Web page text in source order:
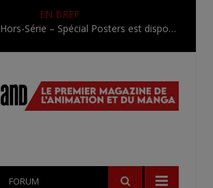
EN BREF
L’AnimeLand Hors-Série – Spécial Posters est disponible !
FORUM